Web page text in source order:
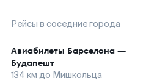
Рейсы в соседние города
Авиабилеты Барселона —
Будапешт
134 км до Мишкольца